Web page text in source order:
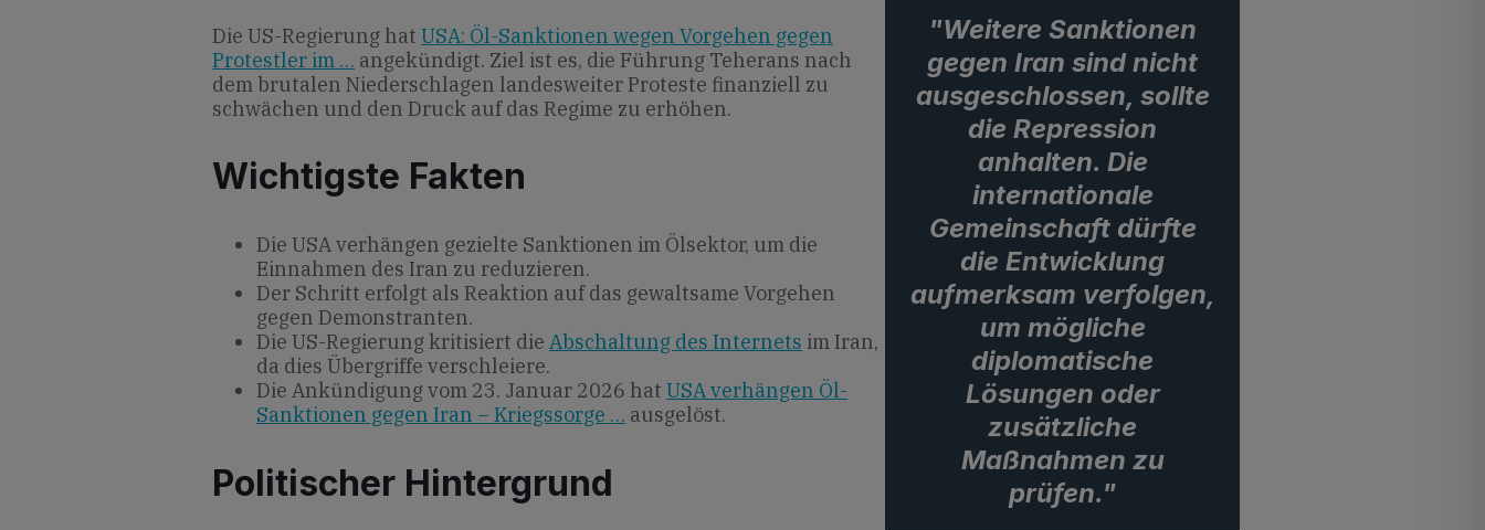
Die US-Regierung hat USA: Öl-Sanktionen wegen Vorgehen gegen
Protestler im … angekündigt. Ziel ist es, die Führung Teherans nach
dem brutalen Niederschlagen landesweiter Proteste finanziell zu
schwächen und den Druck auf das Regime zu erhöhen.
Wichtigste Fakten
Die USA verhängen gezielte Sanktionen im Ölsektor, um die
Einnahmen des Iran zu reduzieren.
Der Schritt erfolgt als Reaktion auf das gewaltsame Vorgehen
gegen Demonstranten.
Die US-Regierung kritisiert die Abschaltung des Internets im Iran,
da dies Übergriffe verschleiere.
Die Ankündigung vom 23. Januar 2026 hat USA verhängen Öl-
Sanktionen gegen Iran – Kriegssorge … ausgelöst.
Politischer Hintergrund
"Weitere Sanktionen
gegen Iran sind nicht
ausgeschlossen, sollte
die Repression
anhalten. Die
internationale
Gemeinschaft dürfte
die Entwicklung
aufmerksam verfolgen,
um mögliche
diplomatische
Lösungen oder
zusätzliche
Maßnahmen zu
prüfen."